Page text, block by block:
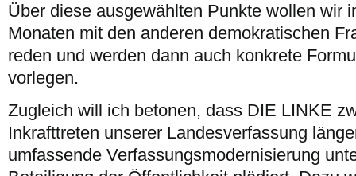
Über diese ausgewählten Punkte wollen wir
Monaten mit den anderen demokratischen
reden und werden dann auch konkrete
vorlegen.
Zugleich will ich betonen, dass DIE LINKE
Inkrafttreten unserer Landesverfassung
umfassende Verfassungsmodernisierung